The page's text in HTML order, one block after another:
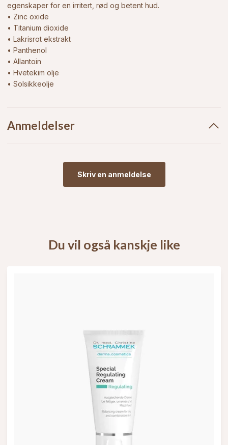
egenskaper for en irritert, rød og betent hud.
• Zinc oxide
• Titanium dioxide
• Lakrisrot ekstrakt
• Panthenol
• Allantoin
• Hvetekim olje
• Solsikkeolje
Anmeldelser
Skriv en anmeldelse
Du vil også kanskje like